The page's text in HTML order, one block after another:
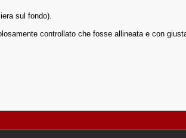
sul fondo).
controllato che fosse allineata e con